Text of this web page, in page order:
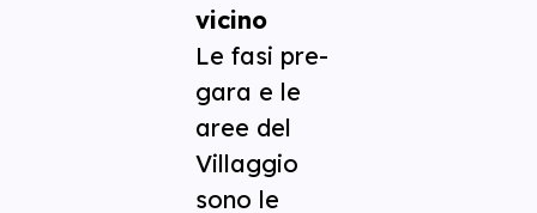
vicino
Le fasi pre-
gara e le
aree del
Villaggio
sono le